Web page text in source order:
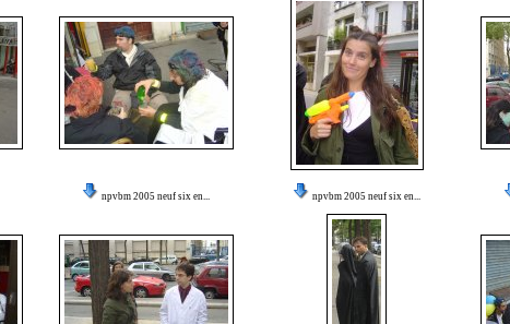
npvbm 2005 neuf six en... npvbm 2005 neuf six en...